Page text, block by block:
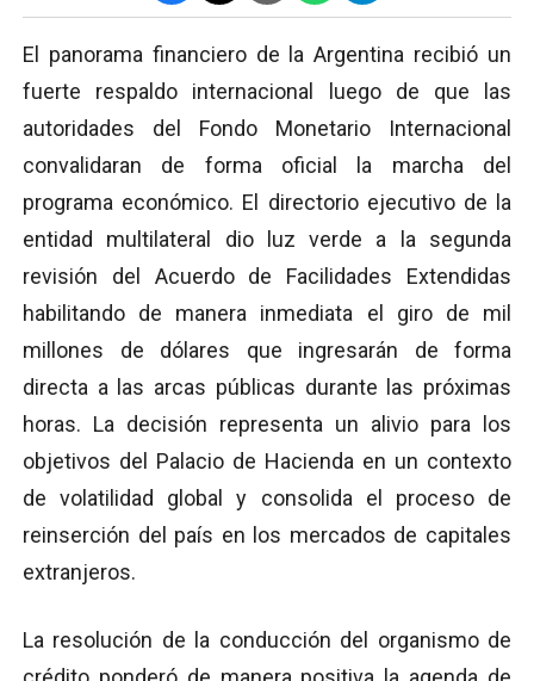
El panorama financiero de la Argentina recibió un
fuerte respaldo internacional luego de que las
autoridades del Fondo Monetario Internacional
convalidaran de forma oficial la marcha del
programa económico. El directorio ejecutivo de la
entidad multilateral dio luz verde a la segunda
revisión del Acuerdo de Facilidades Extendidas
habilitando de manera inmediata el giro de mil
millones de dólares que ingresarán de forma
directa a las arcas públicas durante las próximas
horas. La decisión representa un alivio para los
objetivos del Palacio de Hacienda en un contexto
de volatilidad global y consolida el proceso de
reinserción del país en los mercados de capitales
extranjeros.
La resolución de la conducción del organismo de